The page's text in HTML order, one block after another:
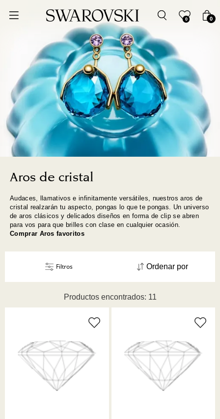
0 0
Aros de cristal
Audaces, llamativos e infinitamente versátiles, nuestros aros de
cristal realzarán tu aspecto, pongas lo que te pongas. Un universo
de aros clásicos y delicados diseños en forma de clip se abren
para vos para que brilles con clase en cualquier ocasión.
Comprar Aros favoritos
Productos encontrados: 11
Ordenar por
Ordenar por
Precio más bajo
Precio más alto
Los más vendidos
A - Z
Z - A
Fecha de lanzamiento
Mejor descuento
Filtros